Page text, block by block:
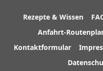
Rezepte & Wissen
Anfahrt-
Kontaktformular